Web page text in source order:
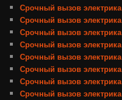
Срочный вызов
Срочный вызов
Срочный вызов
Срочный вызов
Срочный вызов
Срочный вызов
Срочный вызов
Срочный вызов